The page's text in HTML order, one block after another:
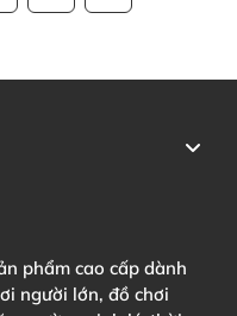
phẩm cao cấp dành
người lớn, đồ chơi